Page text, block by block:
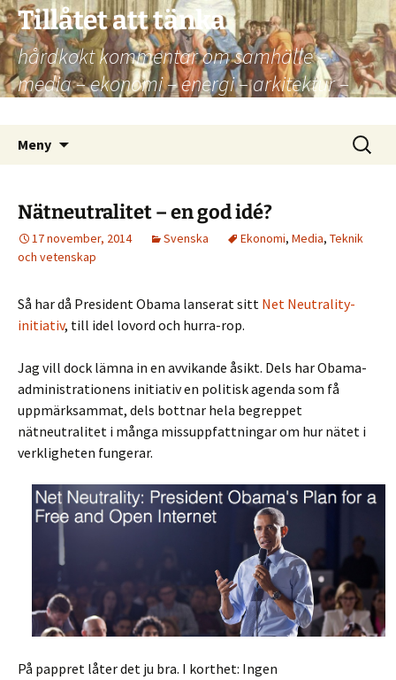
Hoppa
till
innehåll
Tillåtet att tänka
hårdkokt kommentar om samhälle –
media – ekonomi – energi – arkitektur –
Meny
Sök
efter:
Nätneutralitet – en god idé?
17 november, 2014 Svenska Ekonomi, Media, Teknik
och vetenskap
Så har då President Obama lanserat sitt Net Neutrality-
initiativ, till idel lovord och hurra-rop.
Jag vill dock lämna in en avvikande åsikt. Dels har Obama-
administrationens initiativ en politisk agenda som få
uppmärksammat, dels bottnar hela begreppet
nätneutralitet i många missuppfattningar om hur nätet i
verkligheten fungerar.
På pappret låter det ju bra. I korthet: Ingen